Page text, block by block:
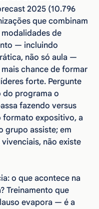
2025 (10.796
que combinam
de
— incluindo
não só aula —
chance de formar
forte. Pergunte
programa o
fazendo versus
formato expositivo, a
grupo assiste; em
não existe
o que acontece na
Treinamento que
evapora — é a